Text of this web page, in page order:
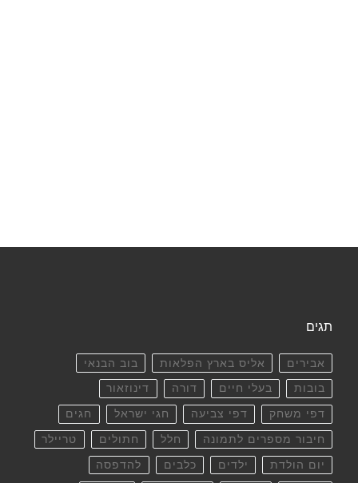
תגים
אבירים אליס בארץ הפלאות בוב הבנאי
בובות בעלי חיים דורה דינוזאור
דפי משחק דפי צביעה חגי ישראל חגים
חיבור מספרים לתמונה חלל חתולים טריילר
יום הולדת ילדים כלבים להדפסה